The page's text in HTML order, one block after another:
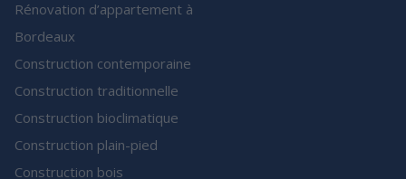
Rénovation d’appartement à
Bordeaux
Construction contemporaine
Construction traditionnelle
Construction bioclimatique
Construction plain-pied
Construction bois